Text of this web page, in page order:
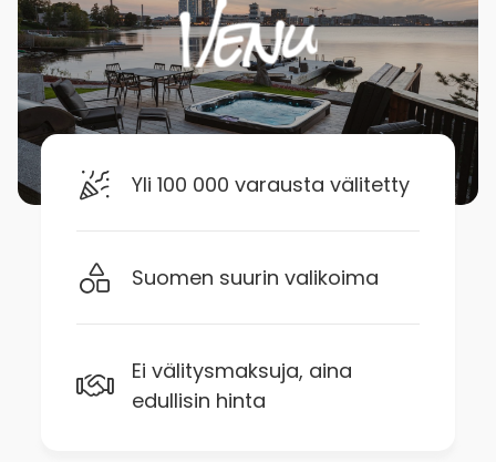
Yli 100 000 varausta välitetty
Suomen suurin valikoima
Ei välitysmaksuja, aina
edullisin hinta